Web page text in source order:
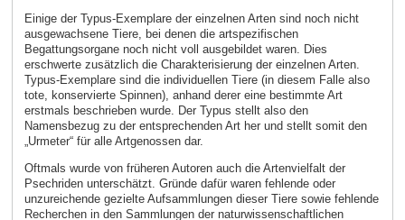
Einige der Typus-Exemplare der einzelnen Arten sind noch nicht
ausgewachsene Tiere, bei denen die artspezifischen
Begattungsorgane noch nicht voll ausgebildet waren. Dies
erschwerte zusätzlich die Charakterisierung der einzelnen Arten.
Typus-Exemplare sind die individuellen Tiere (in diesem Falle also
tote, konservierte Spinnen), anhand derer eine bestimmte Art
erstmals beschrieben wurde. Der Typus stellt also den
Namensbezug zu der entsprechenden Art her und stellt somit den
„Urmeter“ für alle Artgenossen dar.
Oftmals wurde von früheren Autoren auch die Artenvielfalt der
Psechriden unterschätzt. Gründe dafür waren fehlende oder
unzureichende gezielte Aufsammlungen dieser Tiere sowie fehlende
Recherchen in den Sammlungen der naturwissenschaftlichen